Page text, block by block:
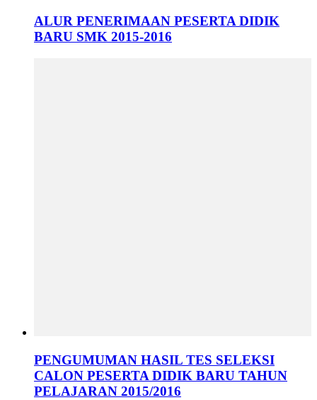
ALUR PENERIMAAN PESERTA DIDIK
BARU SMK 2015-2016
PENGUMUMAN HASIL TES SELEKSI
CALON PESERTA DIDIK BARU TAHUN
PELAJARAN 2015/2016